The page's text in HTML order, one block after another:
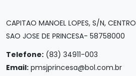
CAPITAO MANOEL LOPES, S/N, CENTRO
SAO JOSE DE PRINCESA- 58758000
Telefone: (83) 34911-003
Email: pmsjprincesa@bol.com.br